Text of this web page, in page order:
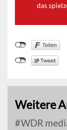
das
Weitere
WDR